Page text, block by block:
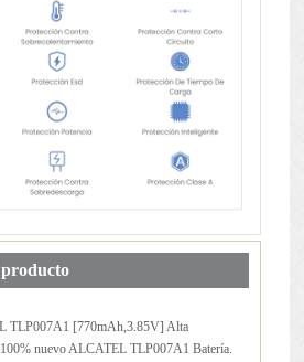
TLP007A1 [770mAh,3.85V] Alta
nuevo ALCATEL TLP007A1 Batería.